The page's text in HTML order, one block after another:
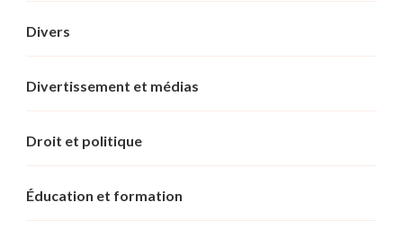
Divers
Divertissement et médias
Droit et politique
Éducation et formation